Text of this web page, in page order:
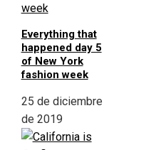
Everything that
happened day 5
of New York
fashion week
25 de diciembre
de 2019